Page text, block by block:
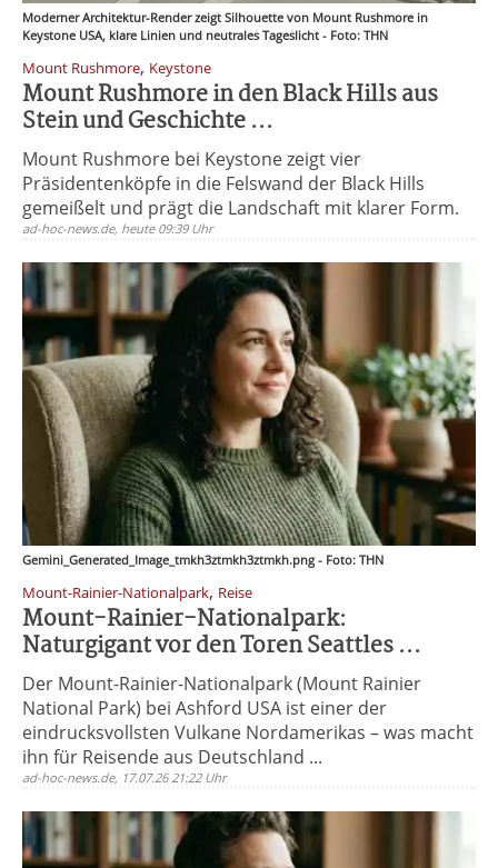
Moderner Architektur-Render zeigt Silhouette von Mount Rushmore in
Keystone USA, klare Linien und neutrales Tageslicht - Foto: THN
Mount Rushmore, Keystone
Mount Rushmore in den Black Hills aus
Stein und Geschichte ...
Mount Rushmore bei Keystone zeigt vier
Präsidentenköpfe in die Felswand der Black Hills
gemeißelt und prägt die Landschaft mit klarer Form.
ad-hoc-news.de, heute 09:39 Uhr
Gemini_Generated_Image_tmkh3ztmkh3ztmkh.png - Foto: THN
Mount-Rainier-Nationalpark, Reise
Mount-Rainier-Nationalpark:
Naturgigant vor den Toren Seattles ...
Der Mount-Rainier-Nationalpark (Mount Rainier
National Park) bei Ashford USA ist einer der
eindrucksvollsten Vulkane Nordamerikas – was macht
ihn für Reisende aus Deutschland ...
ad-hoc-news.de, 17.07.26 21:22 Uhr